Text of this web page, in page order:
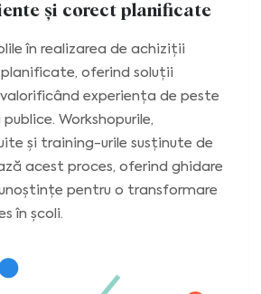
și corect planificate
în realizarea de achiziții
oferind soluții
experiența de peste
Workshopurile,
și training-urile susținute de
acest proces, oferind ghidare
pentru o transformare
în școli.